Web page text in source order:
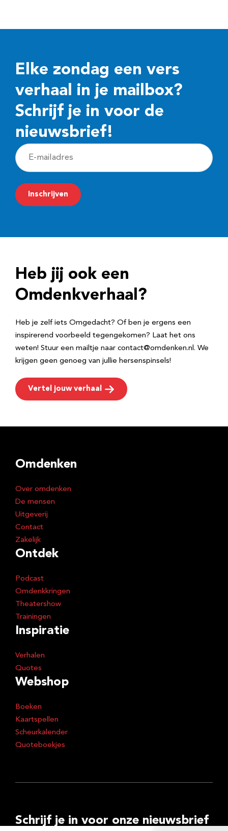
Elke zondag een vers
verhaal in je mailbox?
Schrijf je in voor de
nieuwsbrief!
E
-
m
a
r
e
Inschrijven
Heb jij ook een
Omdenkverhaal?
Heb je zelf iets Omgedacht? Of ben je ergens een
inspirerend voorbeeld tegengekomen? Laat het ons
weten! Stuur een mailtje naar contact@omdenken.nl. We
krijgen geen genoeg van jullie hersenspinsels!
Vertel jouw verhaal
Omdenken
Over omdenken
De mensen
Uitgeverij
Contact
Zakelijk
Ontdek
Podcast
Omdenkkringen
Theatershow
Trainingen
Inspiratie
Verhalen
Quotes
Webshop
Boeken
Kaartspellen
Scheurkalender
Quoteboekjes
Schrijf je in voor onze nieuwsbrief